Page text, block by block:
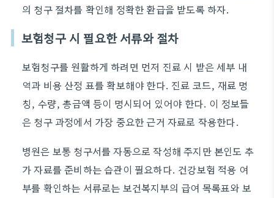
의 청구 절차를 확인해 정확한 환급을 받도록 하자.
보험청구 시 필요한 서류와 절차
보험청구를 원활하게 하려면 먼저 진료 시 받은 세부 내
역과 비용 산정 표를 확보해야 한다. 진료 코드, 재료 명
칭, 수량, 총금액 등이 명시되어 있어야 한다. 이 정보들
은 청구 과정에서 가장 중요한 근거 자료로 작용한다.
병원은 보통 청구서를 자동으로 작성해 주지만 본인도 추
가 자료를 준비하는 습관이 필요하다. 건강보험 적용 여
부를 확인하는 서류로는 보건복지부의 급여 목록표와 보